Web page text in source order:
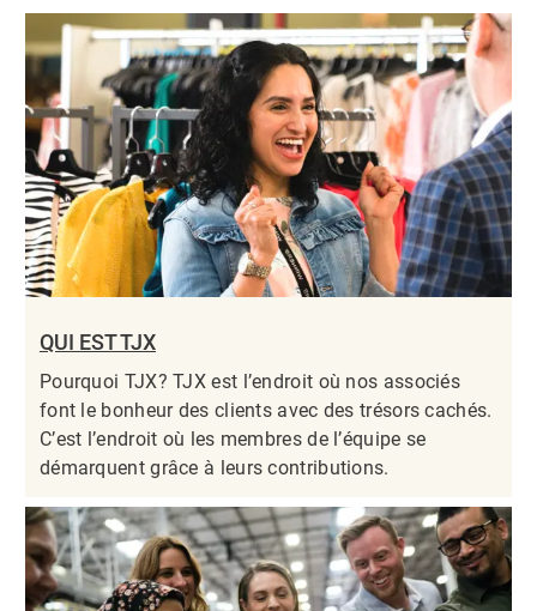
QUI EST TJX
Pourquoi TJX? TJX est l’endroit où nos associés
font le bonheur des clients avec des trésors cachés.
C’est l’endroit où les membres de l’équipe se
démarquent grâce à leurs contributions.​​​​​​​